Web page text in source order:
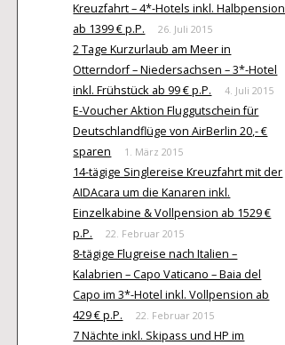
Kreuzfahrt – 4*-Hotels inkl. Halbpension
ab 1399 € p.P.
26. Juli 2015
2 Tage Kurzurlaub am Meer in
Otterndorf – Niedersachsen – 3*-Hotel
inkl. Frühstück ab 99 € p.P.
4. Juli 2015
E-Voucher Aktion Fluggutschein für
Deutschlandflüge von AirBerlin 20,- €
sparen
1. März 2015
14-tägige Singlereise Kreuzfahrt mit der
AIDAcara um die Kanaren inkl.
Einzelkabine & Vollpension ab 1529 €
p.P.
22. Februar 2015
8-tägige Flugreise nach Italien –
Kalabrien – Capo Vaticano – Baia del
Capo im 3*-Hotel inkl. Vollpension ab
429 € p.P.
22. Februar 2015
7 Nächte inkl. Skipass und HP im